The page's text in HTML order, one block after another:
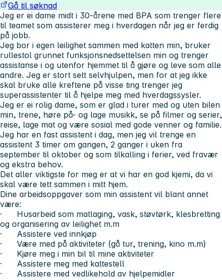
Gå til søknad
Jeg er ei dame midt i 30-årene med BPA som trenger flere
til teamet som assisterer meg i hverdagen når jeg er ferdig
på jobb.
Jeg bor i egen leilighet sammen med katten min, bruker
rullestol grunnet funksjonsnedsettelsen min og trenger
assistanse i og utenfor hjemmet til å gjøre og leve som alle
andre. Jeg er stort sett selvhjulpen, men for at jeg ikke
skal bruke alle kreftene på visse ting trenger jeg
superassistenter til å hjelpe meg med hverdagssysler.
Jeg er ei rolig dame, som er glad i turer med og uten bilen
min, trene, høre på- og lage musikk, se på filmer og serier,
reise, lage mat og være sosial med gode venner og familie.
Jeg har en fast assistent i dag, men jeg vil trenge en
assistent 3 timer om gangen, 2 ganger i uken fra
september til oktober og som tilkalling i ferier, ved fravær
og ekstra behov.
Det aller viktigste for meg er at vi har en god kjemi, da vi
skal være tett sammen i mitt hjem.
Dine arbeidsoppgaver som min assistent vil blant annet
være:
· Husarbeid som matlaging, vask, støvtørk, klesbretting
og organisering av leilighet m.m
· Assistere ved innkjøp
· Være med på aktiviteter (gå tur, trening, kino m.m)
· Kjøre meg i min bil til mine aktiviteter
· Assistere meg med kattestell
· Assistere med vedlikehold av hjelpemidler